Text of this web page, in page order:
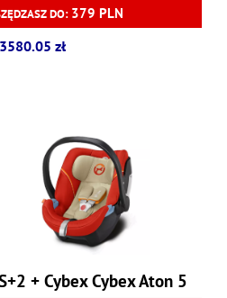
DO: 379 PLN
zł
+ Cybex Cybex Aton 5